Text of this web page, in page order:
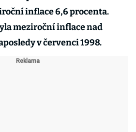
inflace 6,6 procenta.
meziroční inflace nad
v červenci 1998.